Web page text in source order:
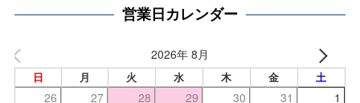
営業日カレンダー
2026年 8月
日 月 火 水 木 金 土
26 27 28 29 30 31 1